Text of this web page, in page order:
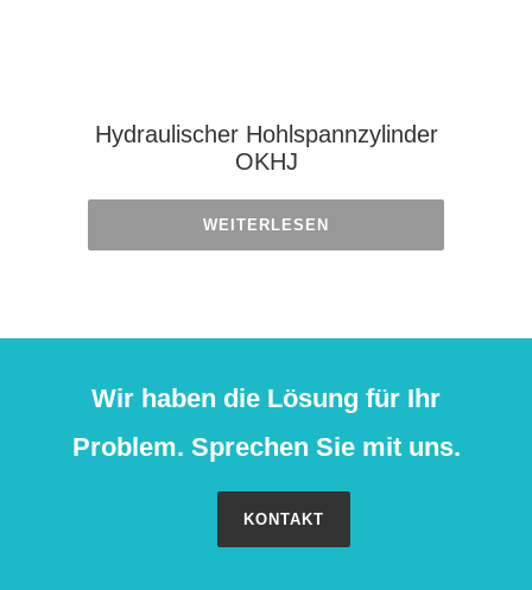
Hydraulischer Hohlspannzylinder
OKHJ
WEITERLESEN
Wir haben die Lösung für Ihr
Problem. Sprechen Sie mit uns.
KONTAKT